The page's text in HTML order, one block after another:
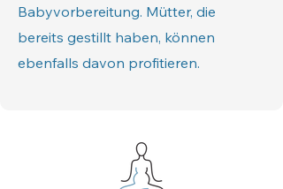
Babyvorbereitung. Mütter, die
bereits gestillt haben, können
ebenfalls davon profitieren.